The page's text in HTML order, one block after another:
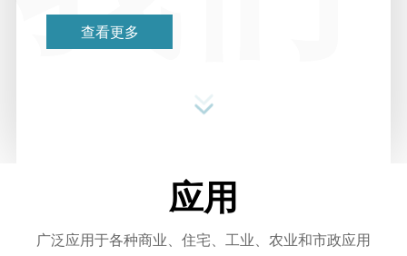
查看更多
应用
广泛应用于各种商业、住宅、工业、农业和市政应用